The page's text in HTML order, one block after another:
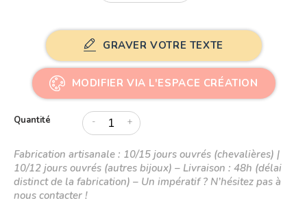
Gris
Rouge
Bleu
Rose
GRAVER VOTRE TEXTE
MODIFIER VIA L'ESPACE CRÉATION
Quantité - +
Fabrication artisanale : 10/15 jours ouvrés (chevalières) |
10/12 jours ouvrés (autres bijoux) – Livraison : 48h (délai
distinct de la fabrication) – Un impératif ? N’hésitez pas à
nous contacter !